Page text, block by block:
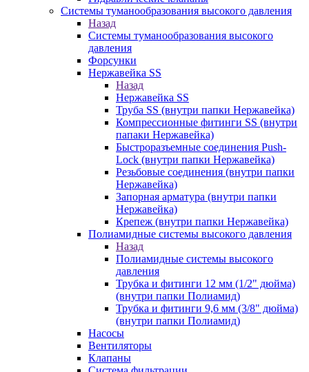
Системы туманообразования высокого давления
Назад
Системы туманообразования высокого
давления
Форсунки
Нержавейка SS
Назад
Нержавейка SS
Труба SS (внутри папки Нержавейка)
Компрессионные фитинги SS (внутри
папаки Нержавейка)
Быстроразъемные соединения Push-
Lock (внутри папки Нержавейка)
Резьбовые соединения (внутри папки
Нержавейка)
Запорная арматура (внутри папки
Нержавейка)
Крепеж (внутри папки Нержавейка)
Полиамидные системы высокого давления
Назад
Полиамидные системы высокого
давления
Трубка и фитинги 12 мм (1/2" дюйма)
(внутри папки Полиамид)
Трубка и фитинги 9,6 мм (3/8" дюйма)
(внутри папки Полиамид)
Насосы
Вентиляторы
Клапаны